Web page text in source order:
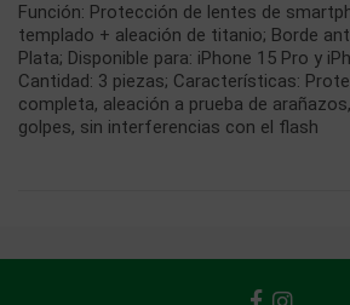
Función: Protección de lentes de
templado + aleación de titanio; Borde
Plata; Disponible para: iPhone 15 Pro y
Cantidad: 3 piezas; Características:
completa, aleación a prueba de
golpes, sin interferencias con el flash